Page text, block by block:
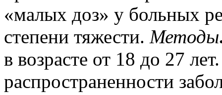
«малых доз» у больных
степени тяжести. Методы
в возрасте от 18 до 27
распространенности